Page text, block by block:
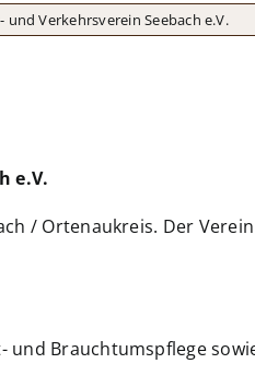
und Verkehrsverein Seebach e.V.
e.V.
/ Ortenaukreis. Der
und Brauchtumspflege